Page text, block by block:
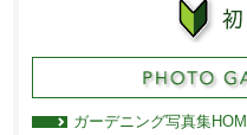
ガーデニング写真集